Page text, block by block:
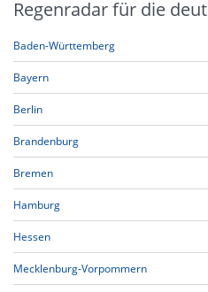
Regenradar für die
Baden-Württemberg
Bayern
Berlin
Brandenburg
Bremen
Hamburg
Hessen
Mecklenburg-Vorpommern